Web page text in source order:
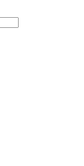
Escape